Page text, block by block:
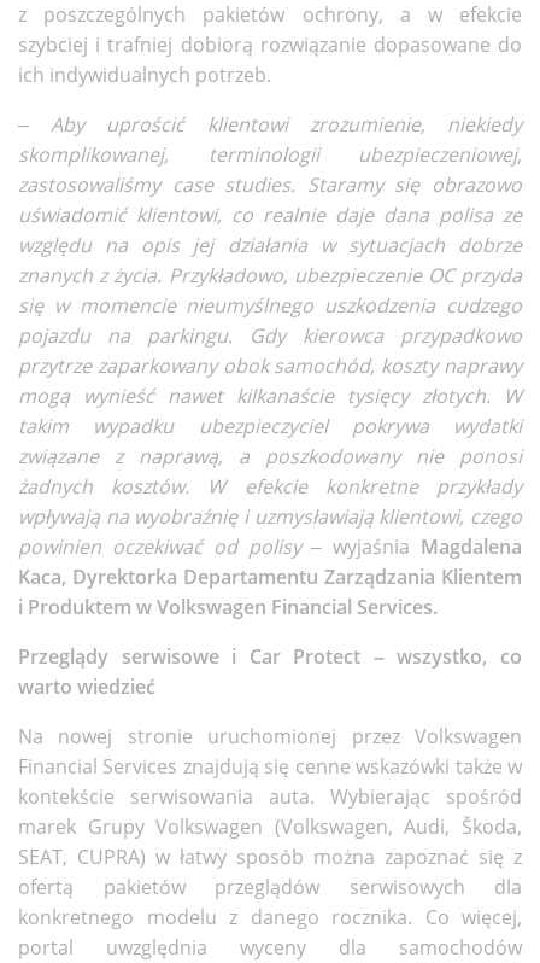
z poszczególnych pakietów ochrony, a w efekcie
szybciej i trafniej dobiorą rozwiązanie dopasowane do
ich indywidualnych potrzeb.
– Aby uprościć klientowi zrozumienie, niekiedy
skomplikowanej, terminologii ubezpieczeniowej,
zastosowaliśmy case studies. Staramy się obrazowo
uświadomić klientowi, co realnie daje dana polisa ze
względu na opis jej działania w sytuacjach dobrze
znanych z życia. Przykładowo, ubezpieczenie OC przyda
się w momencie nieumyślnego uszkodzenia cudzego
pojazdu na parkingu. Gdy kierowca przypadkowo
przytrze zaparkowany obok samochód, koszty naprawy
mogą wynieść nawet kilkanaście tysięcy złotych. W
takim wypadku ubezpieczyciel pokrywa wydatki
związane z naprawą, a poszkodowany nie ponosi
żadnych kosztów. W efekcie konkretne przykłady
wpływają na wyobraźnię i uzmysławiają klientowi, czego
powinien oczekiwać od polisy– wyjaśnia Magdalena
Kaca, Dyrektorka Departamentu Zarządzania Klientem
i Produktem w Volkswagen Financial Services.
Przeglądy serwisowe i Car Protect – wszystko, co
warto wiedzieć
Na nowej stronie uruchomionej przez Volkswagen
Financial Services znajdują się cenne wskazówki także w
kontekście serwisowania auta. Wybierając spośród
marek Grupy Volkswagen (Volkswagen, Audi, Škoda,
SEAT, CUPRA) w łatwy sposób można zapoznać się z
ofertą pakietów przeglądów serwisowych dla
konkretnego modelu z danego rocznika. Co więcej,
portal uwzględnia wyceny dla samochodów